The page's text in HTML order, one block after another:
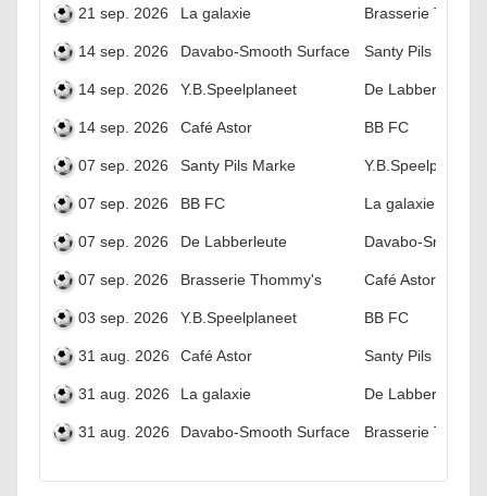
21 sep. 2026 La galaxie Brasserie
14 sep. 2026 Davabo-Smooth Surface Santy Pils Marke
14 sep. 2026 Y.B.Speelplaneet De Labberleute
14 sep. 2026 Café Astor BB FC
07 sep. 2026 Santy Pils Marke Y.B.Speelplaneet
07 sep. 2026 BB FC La galaxie
07 sep. 2026 De Labberleute Davabo-Smooth
07 sep. 2026 Brasserie Thommy's Café Astor
03 sep. 2026 Y.B.Speelplaneet BB FC
31 aug. 2026 Café Astor Santy Pils Marke
31 aug. 2026 La galaxie De Labberleute
31 aug. 2026 Davabo-Smooth Surface Brasserie